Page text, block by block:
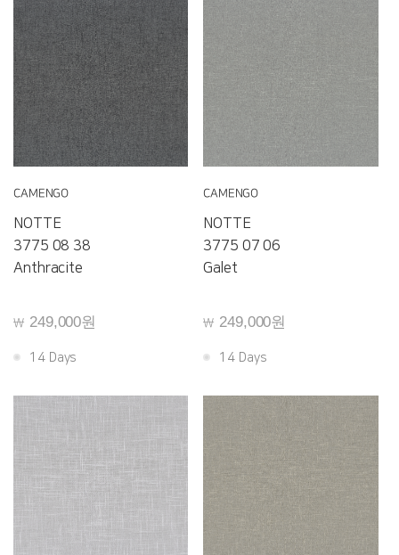
CAMENGO
NOTTE
3775 08 38
Anthracite
￦ 249,000원
14 Days
CAMENGO
NOTTE
3775 07 06
Galet
￦ 249,000원
14 Days